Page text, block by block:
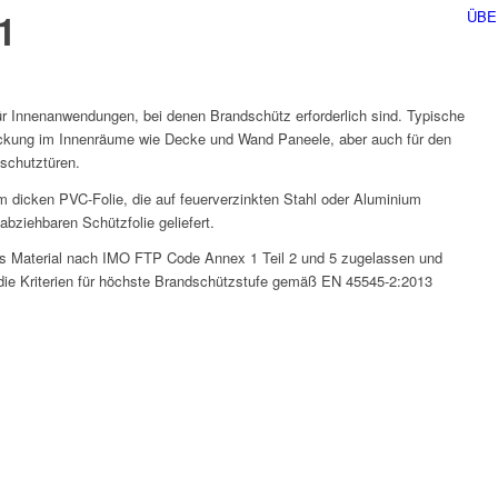
bei denen Brandschütz erforderlich sind. Typische
im Innenräume wie Decke und Wand Paneele, aber auch für den
dicken PVC-Folie, die auf feuerverzinkten Stahl oder Aluminium
Schützfolie geliefert.
nach IMO FTP Code Annex 1 Teil 2 und 5 zugelassen und
Kriterien für höchste Brandschützstufe gemäß EN 45545-2:2013